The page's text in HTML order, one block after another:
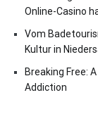
Online-Casino
Vom
Kultur in
Breaking Free:
Addiction